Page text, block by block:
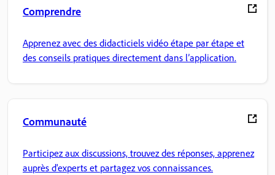
Comprendre
Apprenez avec des didacticiels vidéo étape par étape et
des conseils pratiques directement dans l’application.
Communauté
Participez aux discussions, trouvez des réponses, apprenez
auprès d'experts et partagez vos connaissances.